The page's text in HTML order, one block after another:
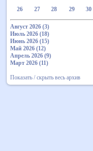
26
27 28 29 30
Август 2026 (3)
Июль 2026 (18)
Июнь 2026 (15)
Май 2026 (12)
Апрель 2026 (9)
Март 2026 (11)
Показать / скрыть весь архив